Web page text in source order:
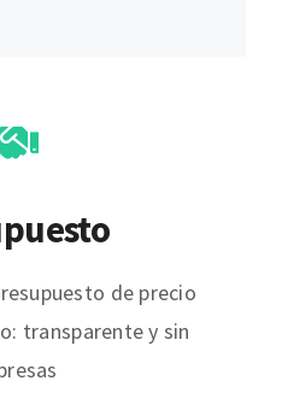
de precio
transparente y sin